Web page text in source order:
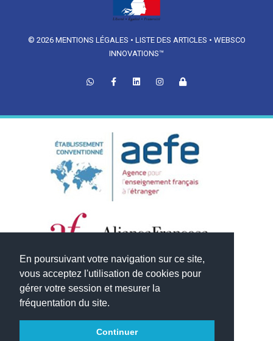
En poursuivant votre navigation sur ce site,
vous acceptez l'utilisation de cookies pour
gérer votre session et mesurer la
fréquentation du site.
Continuer
© 2026 MENTIONS LÉGALES • LISTE DES ARTICLES • WEBSCO
INNOVATIONS™